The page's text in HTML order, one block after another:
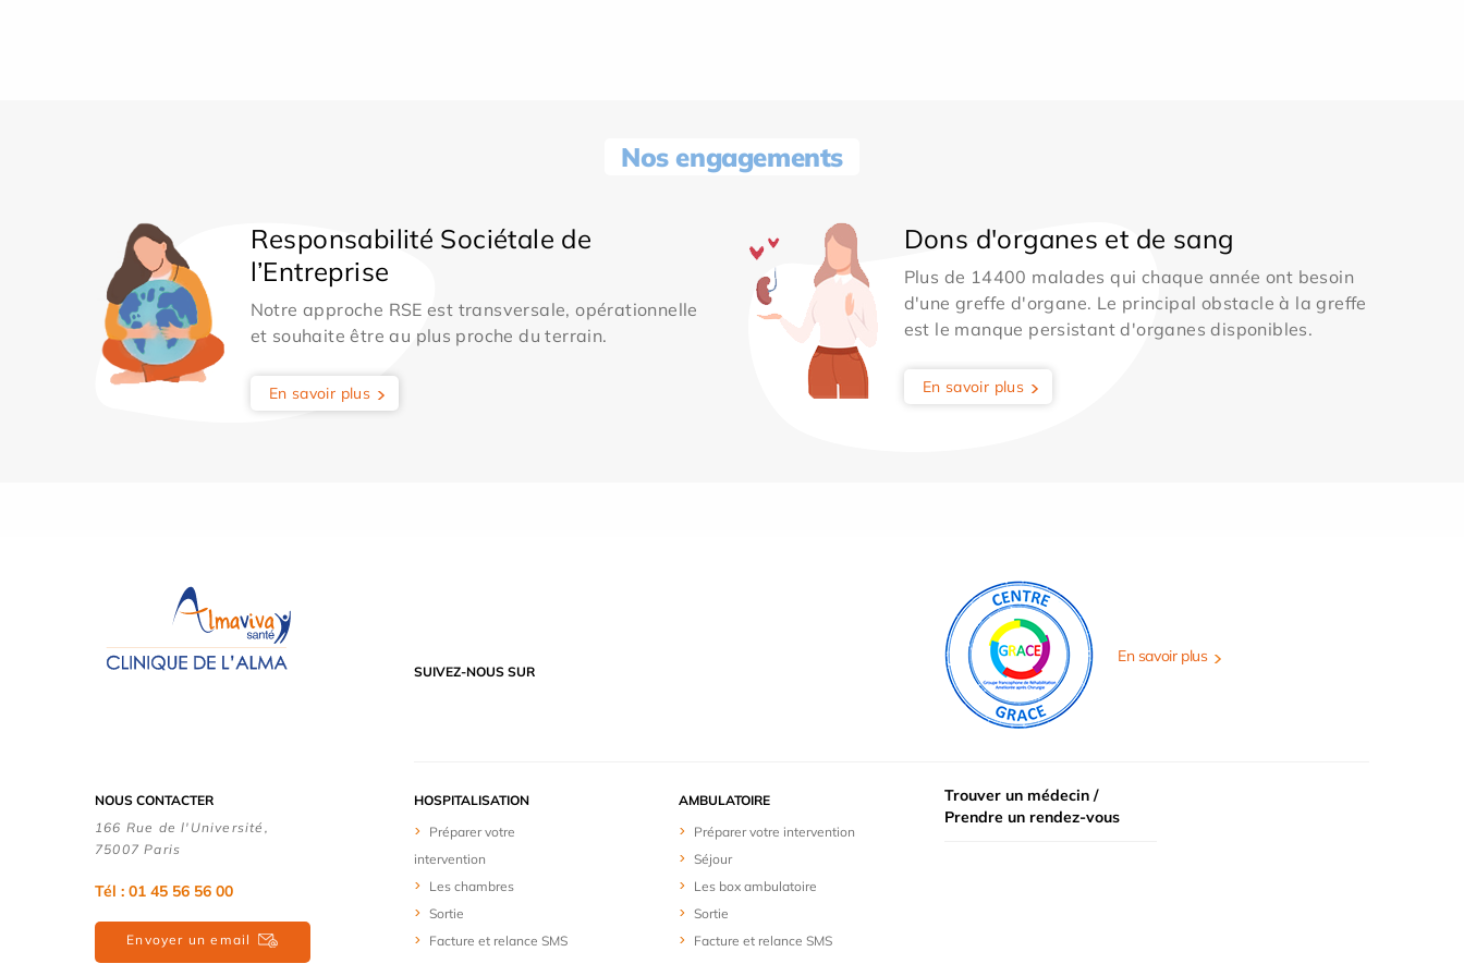
Nos engagements
Responsabilité Sociétale de
l’Entreprise
Notre approche RSE est transversale, opérationnelle
et souhaite être au plus proche du terrain.
En savoir plus
Dons d'organes et de sang
Plus de 14400 malades qui chaque année ont besoin
d'une greffe d'organe. Le principal obstacle à la greffe
est le manque persistant d'organes disponibles.
En savoir plus
SUIVEZ-NOUS SUR
En savoir plus
NOUS CONTACTER
166 Rue de l'Université,
75007 Paris
Tél : 01 45 56 56 00
Envoyer un email
HOSPITALISATION
Préparer votre
intervention
Les chambres
Sortie
Facture et relance SMS
AMBULATOIRE
Préparer votre intervention
Séjour
Les box ambulatoire
Sortie
Facture et relance SMS
Trouver un médecin /
Prendre un rendez-vous